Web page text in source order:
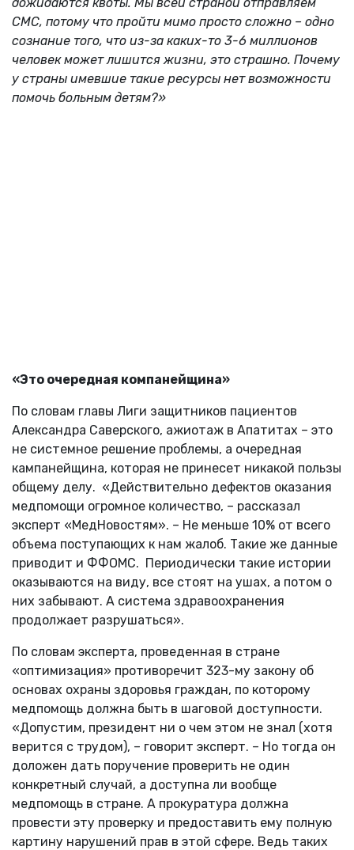
СМС, потому что пройти мимо просто сложно – одно
сознание того, что из-за каких-то 3-6 миллионов
человек может лишится жизни, это страшно. Почему
у страны имевшие такие ресурсы нет возможности
помочь больным детям?»
«Это очередная компанейщина»
По словам главы Лиги защитников пациентов
Александра Саверского, ажиотаж в Апатитах – это
не системное решение проблемы, а очередная
кампанейщина, которая не принесет никакой пользы
общему делу. «Действительно дефектов оказания
медпомощи огромное количество, – рассказал
эксперт «МедНовостям». – Не меньше 10% от всего
объема поступающих к нам жалоб. Такие же данные
приводит и ФФОМС. Периодически такие истории
оказываются на виду, все стоят на ушах, а потом о
них забывают. А система здравоохранения
продолжает разрушаться».
По словам эксперта, проведенная в стране
«оптимизация» противоречит 323-му закону об
основах охраны здоровья граждан, по которому
медпомощь должна быть в шаговой доступности.
«Допустим, президент ни о чем этом не знал (хотя
верится с трудом), – говорит эксперт. – Но тогда он
доложен дать поручение проверить не один
конкретный случай, а доступна ли вообще
медпомощь в стране. А прокуратура должна
провести эту проверку и предоставить ему полную
картину нарушений прав в этой сфере. Ведь таких